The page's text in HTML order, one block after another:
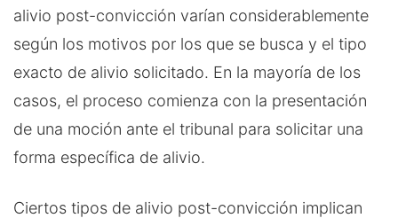
alivio post-convicción varían considerablemente
según los motivos por los que se busca y el tipo
exacto de alivio solicitado. En la mayoría de los
casos, el proceso comienza con la presentación
de una moción ante el tribunal para solicitar una
forma específica de alivio.
Ciertos tipos de alivio post-convicción implican